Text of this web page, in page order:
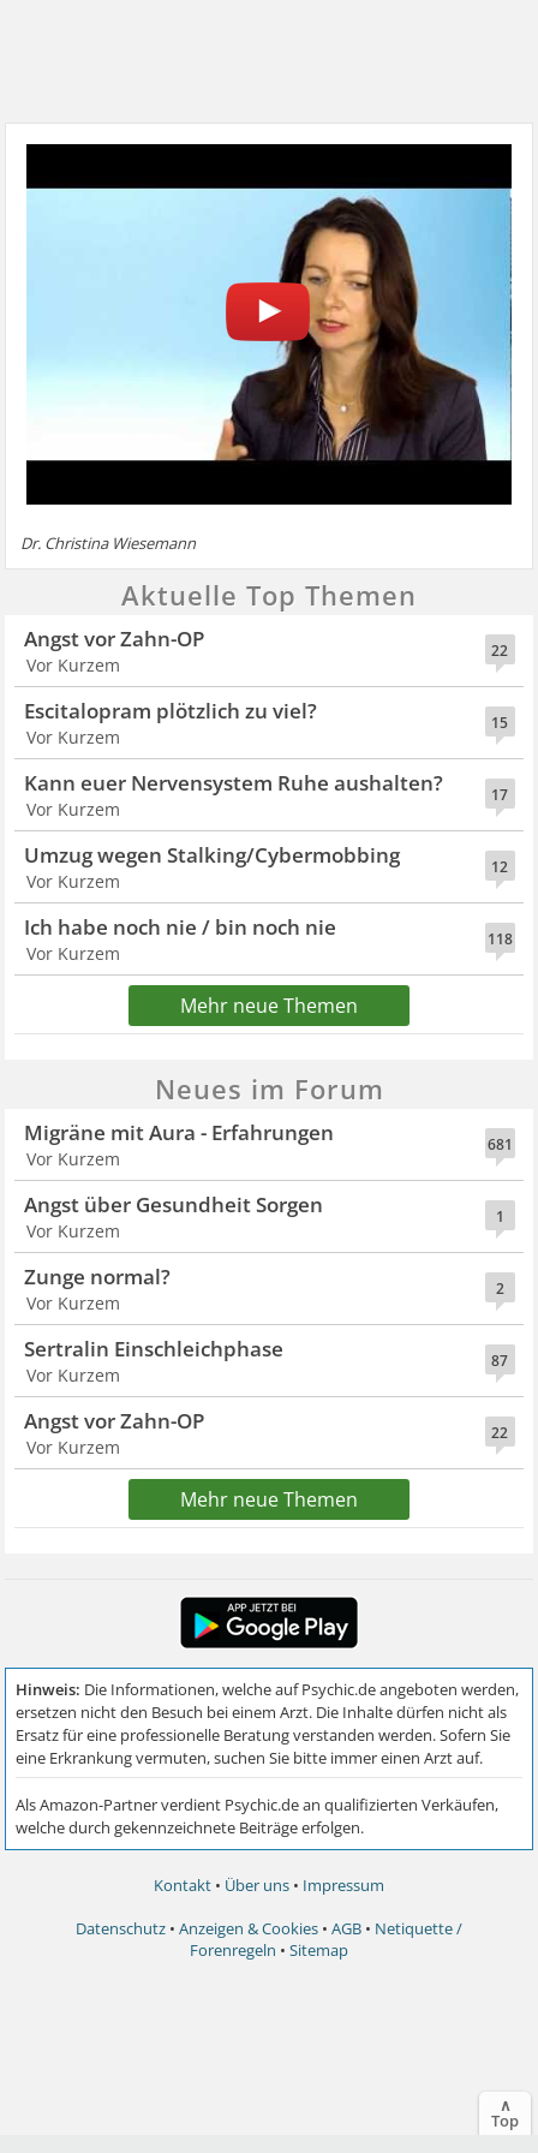
Dr. Christina Wiesemann
Aktuelle Top Themen
22
Angst vor Zahn-OP
Vor Kurzem
15
Escitalopram plötzlich zu viel?
Vor Kurzem
17
Kann euer Nervensystem Ruhe aushalten?
Vor Kurzem
12
Umzug wegen Stalking/Cybermobbing
Vor Kurzem
118
Ich habe noch nie / bin noch nie
Vor Kurzem
Mehr neue Themen
Neues im Forum
681
Migräne mit Aura - Erfahrungen
Vor Kurzem
1
Angst über Gesundheit Sorgen
Vor Kurzem
2
Zunge normal?
Vor Kurzem
87
Sertralin Einschleichphase
Vor Kurzem
22
Angst vor Zahn-OP
Vor Kurzem
Mehr neue Themen
Kontakt • Über uns • Impressum
Datenschutz • Anzeigen & Cookies • AGB • Netiquette /
Forenregeln • Sitemap
∧
Top